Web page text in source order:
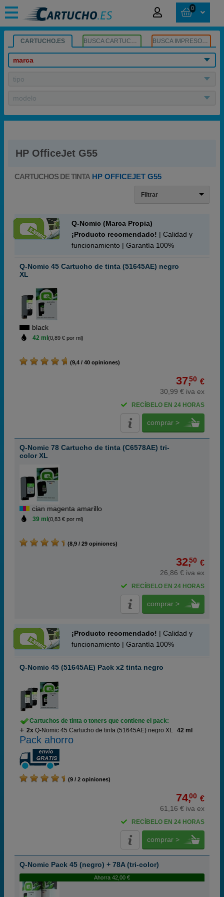
0
CARTUCHO.ES BUSCA CARTUCHOS BUSCA IMPRESORA
marca
tipo
modelo
HP OfficeJet G55
CARTUCHOS DE TINTA HP OFFICEJET G55
Filtrar
Q-Nomic (Marca Propia)
¡Producto recomendado! | Calidad y
funcionamiento | Garantía 100%
Q-Nomic 45 Cartucho de tinta (51645AE) negro
XL
black
42 ml (0,89 € por ml)
(9,4 / 40 opiniones)
37,50 €
30,99 € iva ex
RECÍBELO EN 24 HORAS
comprar >
Q-Nomic 78 Cartucho de tinta (C6578AE) tri-
color XL
cian magenta amarillo
39 ml (0,83 € por ml)
(8,9 / 29 opiniones)
32,50 €
26,86 € iva ex
RECÍBELO EN 24 HORAS
comprar >
¡Producto recomendado! | Calidad y
funcionamiento | Garantía 100%
Q-Nomic 45 (51645AE) Pack x2 tinta negro
Cartuchos de tinta o toners que contiene el pack:
2x Q-Nomic 45 Cartucho de tinta (51645AE) negro XL 42 ml
Pack ahorro
(9 / 2 opiniones)
74,00 €
61,16 € iva ex
RECÍBELO EN 24 HORAS
comprar >
Q-Nomic Pack 45 (negro) + 78A (tri-color)
Ahorra 42,00 €